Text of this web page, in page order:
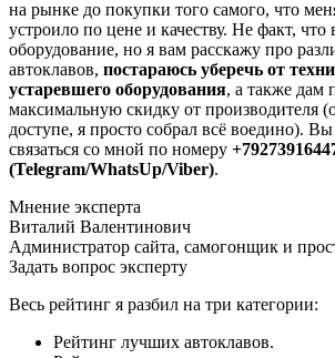
на рынке до покупки того самого, что
устроило по цене и качеству. Не факт,
оборудование, но я вам расскажу про
автоклавов, постараюсь уберечь от
устаревшего оборудования, а также дам
максимальную скидку от производителя
доступе, я просто собрал всё воедино).
связаться со мной по номеру
(Telegram/WhatsUp/Viber).
Мнение эксперта
Виталий Валентинович
Администратор сайта, самогонщик и
Задать вопрос эксперту
Весь рейтинг я разбил на три категории:
Рейтинг лучших автоклавов.